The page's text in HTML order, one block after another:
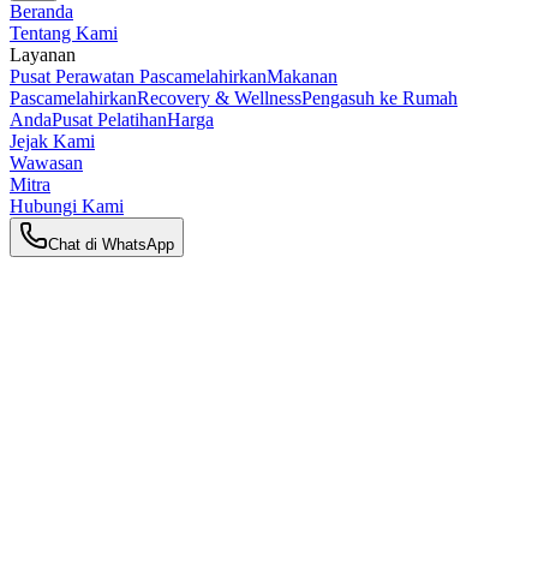
Beranda
Tentang Kami
Layanan
Pusat Perawatan PascamelahirkanMakanan
PascamelahirkanRecovery & WellnessPengasuh ke Rumah
AndaPusat PelatihanHarga
Jejak Kami
Wawasan
Mitra
Hubungi Kami
Chat di WhatsApp